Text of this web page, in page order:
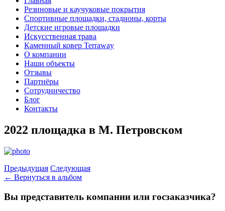
Резиновые и каучуковые покрытия
Спортивные площадки, стадионы, корты
Детские игровые площадки
Искусственная трава
Каменный ковер Terraway
О компании
Наши объекты
Отзывы
Партнёры
Сотрудничество
Блог
Контакты
2022 площадка в М. Петровском
Предыдущая Следующая
← Вернуться в альбом
Вы представитель компании или госзаказчика?